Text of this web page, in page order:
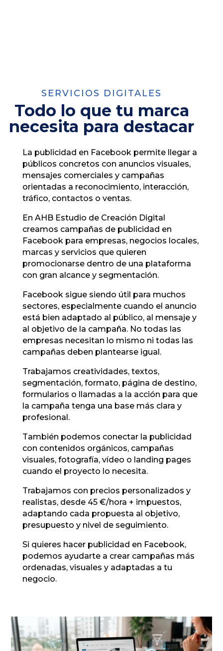
SERVICIOS DIGITALES
Todo lo que tu marca
necesita para destacar
La publicidad en Facebook permite llegar a
públicos concretos con anuncios visuales,
mensajes comerciales y campañas
orientadas a reconocimiento, interacción,
tráfico, contactos o ventas.
En AHB Estudio de Creación Digital
creamos campañas de publicidad en
Facebook para empresas, negocios locales,
marcas y servicios que quieren
promocionarse dentro de una plataforma
con gran alcance y segmentación.
Facebook sigue siendo útil para muchos
sectores, especialmente cuando el anuncio
está bien adaptado al público, al mensaje y
al objetivo de la campaña. No todas las
empresas necesitan lo mismo ni todas las
campañas deben plantearse igual.
Trabajamos creatividades, textos,
segmentación, formato, página de destino,
formularios o llamadas a la acción para que
la campaña tenga una base más clara y
profesional.
También podemos conectar la publicidad
con contenidos orgánicos, campañas
visuales, fotografía, vídeo o landing pages
cuando el proyecto lo necesita.
Trabajamos con precios personalizados y
realistas, desde 45 €/hora + impuestos,
adaptando cada propuesta al objetivo,
presupuesto y nivel de seguimiento.
Si quieres hacer publicidad en Facebook,
podemos ayudarte a crear campañas más
ordenadas, visuales y adaptadas a tu
negocio.